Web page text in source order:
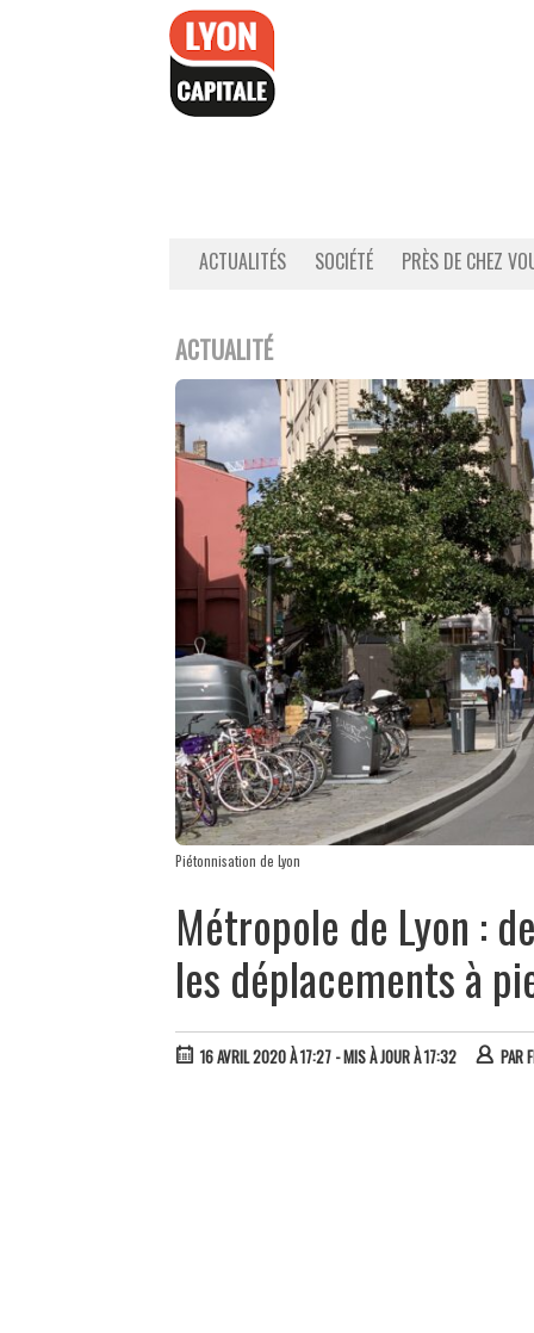
ACTUALITÉS SOCIÉTÉ PRÈS DE CHEZ
ACTUALITÉ
Piétonnisation de Lyon
Métropole de Lyon :
les déplacements à
16 AVRIL 2020 À 17:27 - MIS À JOUR À 17:32 PAR